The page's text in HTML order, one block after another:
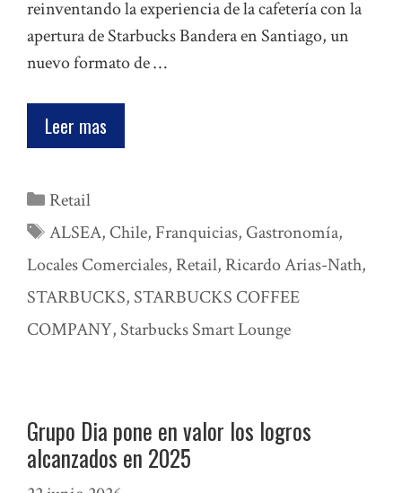
reinventando la experiencia de la cafetería con la
apertura de Starbucks Bandera en Santiago, un
nuevo formato de …
Leer mas
Categorías
Retail
Etiquetas
ALSEA, Chile, Franquicias, Gastronomía,
Locales Comerciales, Retail, Ricardo Arias-Nath,
STARBUCKS, STARBUCKS COFFEE
COMPANY, Starbucks Smart Lounge
Grupo Dia pone en valor los logros
alcanzados en 2025